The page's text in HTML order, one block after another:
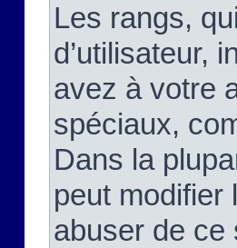
Les rangs,
d’utilisateur,
avez à votre
spéciaux,
Dans la
peut modifier
abuser de ce